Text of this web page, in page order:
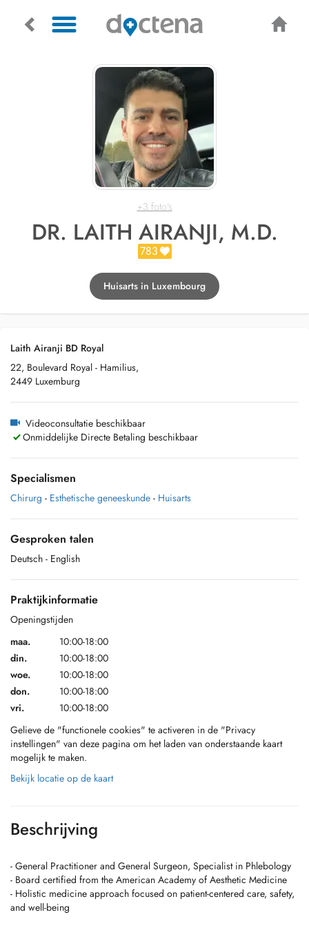
+3 foto's
DR. LAITH AIRANJI, M.D.
783
Huisarts in Luxembourg
Laith Airanji BD Royal
22, Boulevard Royal - Hamilius,
2449 Luxemburg
Videoconsultatie beschikbaar
Onmiddelijke Directe Betaling beschikbaar
Specialismen
Chirurg - Esthetische geneeskunde - Huisarts
Gesproken talen
Deutsch - English
Praktijkinformatie
Openingstijden
maa.
10:00-18:00
din.
10:00-18:00
woe.
10:00-18:00
don.
10:00-18:00
vri.
10:00-18:00
Gelieve de "functionele cookies" te activeren in de "Privacy
instellingen" van deze pagina om het laden van onderstaande kaart
mogelijk te maken.
Bekijk locatie op de kaart
Beschrijving
- General Practitioner and General Surgeon, Specialist in Phlebology
- Board certified from the American Academy of Aesthetic Medicine
- Holistic medicine approach focused on patient-centered care, safety,
and well-being